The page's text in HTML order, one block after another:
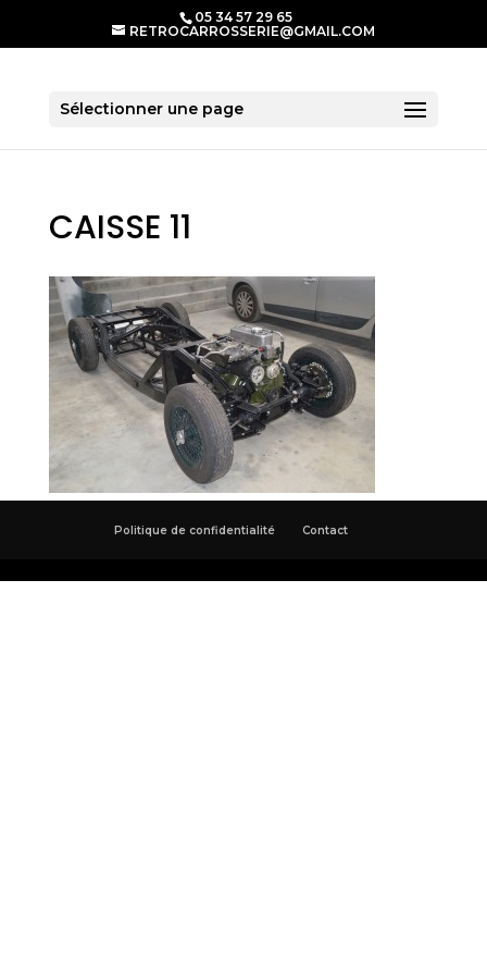
05 34 57 29 65
RETROCARROSSERIE@GMAIL.COM
Sélectionner une page
CAISSE 11
Politique de confidentialité Contact